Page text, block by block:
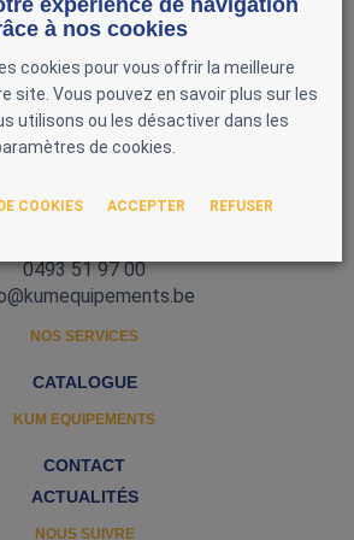
5377 Baillonville
0493 51 97 00
NOS SERVICES
CATALOGUE
KUM EQUIPEMENTS
CONTACT
ACTUALITÉS
NOUS SUIVRE
expérience de navigation
à nos cookies
cookies pour vous offrir la meilleure
site. Vous pouvez en savoir plus sur les
utilisons ou les désactiver dans les
de cookies.
COOKIES ACCEPTER REFUSER